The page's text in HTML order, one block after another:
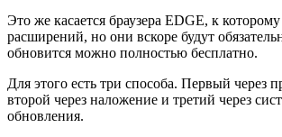
Это же касается браузера EDGE, к
расширений, но они вскоре будут
обновится можно полностью бесплатно.
Для этого есть три способа. Первый через
второй через наложение и третий через
обновления.